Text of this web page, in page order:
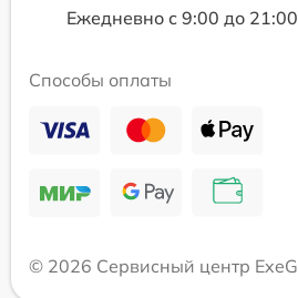
Ежедневно с 9:00 до 21:00
Способы оплаты
© 2026 Сервисный центр